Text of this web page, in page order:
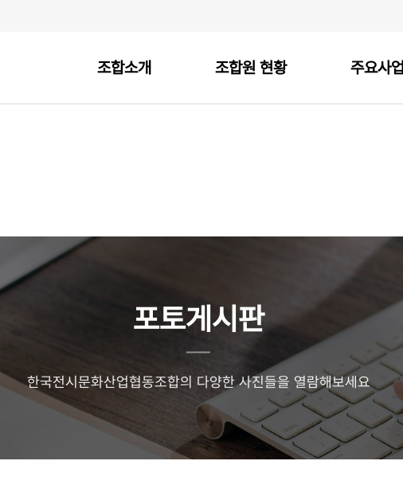
조합소개 조합원 현황 주요사업
포토게시판
한국전시문화산업협동조합의 다양한 사진들을 열람해보세요